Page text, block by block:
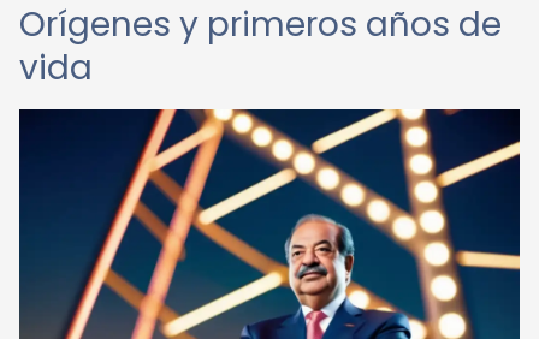
Orígenes y primeros años de
vida